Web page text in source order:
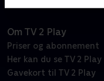
Om TV 2 Play
Priser og abonnement
Her kan du se TV 2 Play
Gavekort til TV 2 Play